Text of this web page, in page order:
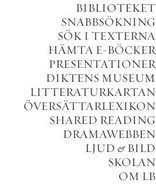
BIBLIOTEKET
SNABBSÖKNING
SÖK I TEXTERNA
HÄMTA E-BÖCKER
PRESENTATIONER
DIKTENS MUSEUM
LITTERATURKARTAN
ÖVERSÄTTARLEXIKON
SHARED READING
DRAMAWEBBEN
LJUD & BILD
SKOLAN
OM LB